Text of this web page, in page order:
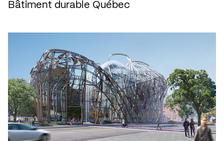
Bâtiment durable Québec